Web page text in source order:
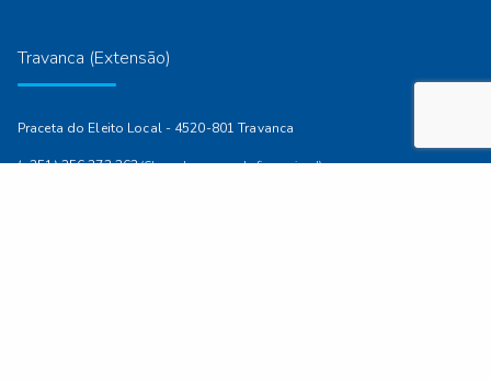
Travanca (Extensão)
Praceta do Eleito Local - 4520-801 Travanca
(+351) 256 372 263(Chamada para a rede fixa nacional)